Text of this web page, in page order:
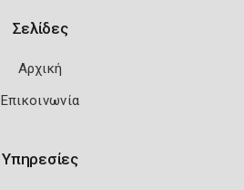
Σελίδες
Αρχική
Επικοινωνία
Υπηρεσίες